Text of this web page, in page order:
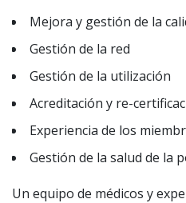
Mejora y gestión de la
Gestión de la red
Gestión de la utilización
Acreditación y re-
Experiencia de los
Gestión de la salud de la
Un equipo de médicos y